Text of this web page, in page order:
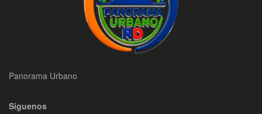
Panorama Urbano
Siguenos